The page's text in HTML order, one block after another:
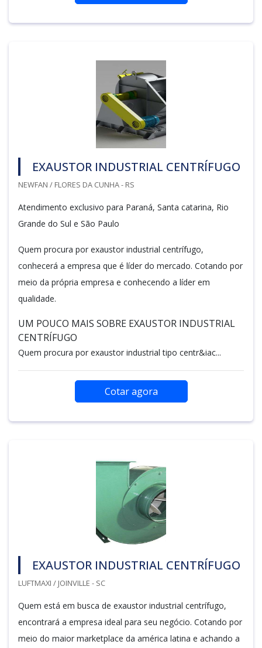
EXAUSTOR INDUSTRIAL CENTRÍFUGO
NEWFAN / FLORES DA CUNHA - RS
Atendimento exclusivo para Paraná, Santa catarina, Rio
Grande do Sul e São Paulo
Quem procura por exaustor industrial centrífugo,
conhecerá a empresa que é líder do mercado. Cotando por
meio da própria empresa e conhecendo a líder em
qualidade.
UM POUCO MAIS SOBRE EXAUSTOR INDUSTRIAL
CENTRÍFUGO
Quem procura por exaustor industrial tipo centr&iac...
Cotar agora
EXAUSTOR INDUSTRIAL CENTRÍFUGO
LUFTMAXI / JOINVILLE - SC
Quem está em busca de exaustor industrial centrífugo,
encontrará a empresa ideal para seu negócio. Cotando por
meio do maior marketplace da américa latina e achando a